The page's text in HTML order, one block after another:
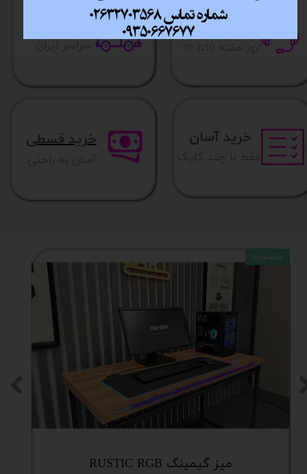
پشتیبانی انلاین
​7روز هفته 10تا 20
خرید آسان خرید قسطی
میز گیمینگ RUSTIC RGB
جشنواره